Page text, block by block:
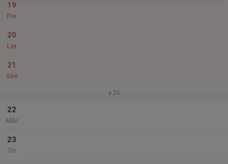
19
Fre
20
Lör
21
Sön
v.26
22
Mån
23
Tis